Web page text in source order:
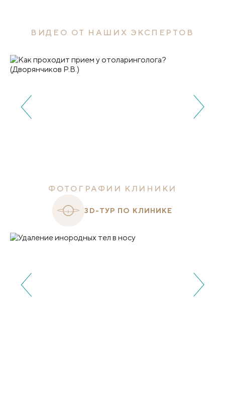
ВИДЕО ОТ НАШИХ ЭКСПЕРТОВ
ФОТОГРАФИИ КЛИНИКИ
3D-ТУР ПО КЛИНИКЕ